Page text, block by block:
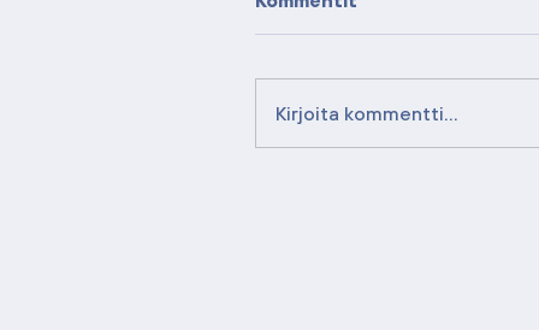
Kirjoita kommentti...